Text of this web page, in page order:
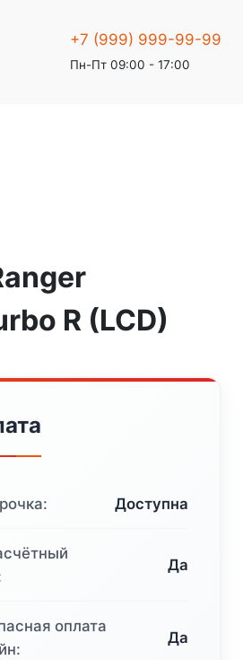
+7 (999) 999-99-99
Пн-Пт 09:00 - 17:00
R (LCD)
Доступна
Да
оплата
Да